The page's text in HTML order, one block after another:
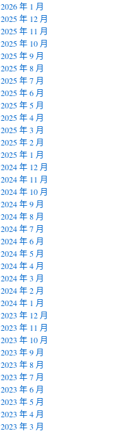
2026 年 1 月
2025 年 12 月
2025 年 11 月
2025 年 10 月
2025 年 9 月
2025 年 8 月
2025 年 7 月
2025 年 6 月
2025 年 5 月
2025 年 4 月
2025 年 3 月
2025 年 2 月
2025 年 1 月
2024 年 12 月
2024 年 11 月
2024 年 10 月
2024 年 9 月
2024 年 8 月
2024 年 7 月
2024 年 6 月
2024 年 5 月
2024 年 4 月
2024 年 3 月
2024 年 2 月
2024 年 1 月
2023 年 12 月
2023 年 11 月
2023 年 10 月
2023 年 9 月
2023 年 8 月
2023 年 7 月
2023 年 6 月
2023 年 5 月
2023 年 4 月
2023 年 3 月